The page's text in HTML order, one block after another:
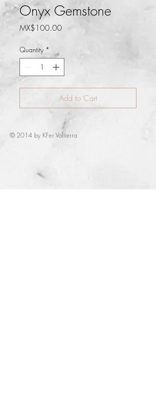
Onyx Gemstone
MX$100.00Price
Quantity *
Add to Cart
© 2014 by KFer Valtierra